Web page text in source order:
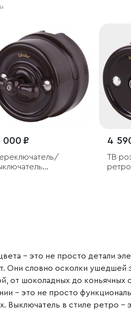
000 ₽ 4
ТВ
ретро
– это не просто детали
Они словно осколки
от шоколадных до
– это не просто
Выключатель в стиле ретро